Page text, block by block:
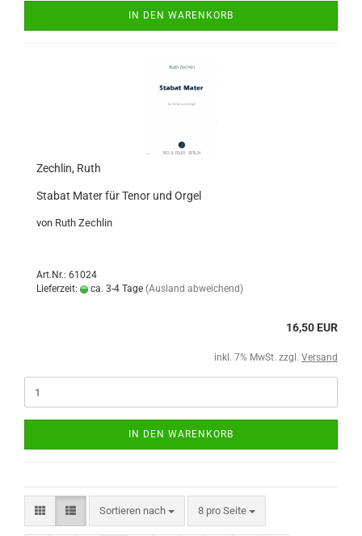
IN DEN WARENKORB
Zechlin, Ruth
Stabat Mater für Tenor und Orgel
von Ruth Zechlin
Art.Nr.: 61024
Lieferzeit:
ca. 3-4 Tage (Ausland abweichend)
16,50 EUR
inkl. 7% MwSt. zzgl. Versand
IN DEN WARENKORB
Sortieren nach 8 pro Seite